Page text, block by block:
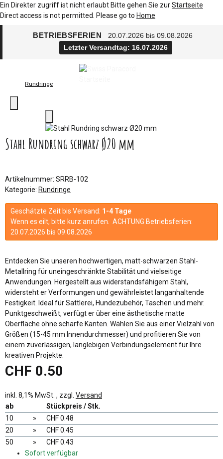
Ein Direkter zugriff ist nicht erlaubt Bitte gehen Sie zurStartseite
Direct access is not permitted. Please go to Home
BETRIEBSFERIEN
20.07.2026 bis 09.08.2026
Letzter Versandtag: 16.07.2026
Rundringe
Stahl Rundring schwarz Ø20 mm
Artikelnummer: SRRB-102
Kategorie: Rundringe
Geschätzte Zeit bis Versand: 1-4 Tage
Wenn es eilt, bitte kurz anrufen. ACHTUNG Betriebsferien:
20.07.2026 bis 09.08.2026
Entdecken Sie unseren hochwertigen, matt-schwarzen Stahl-
Metallring für uneingeschränkte Stabilität und vielseitige
Anwendungen. Hergestellt aus widerstandsfähigem Stahl,
widersteht er Verformungen und gewährleistet langanhaltende
Festigkeit. Ideal für Sattlerei, Hundezubehör, Taschen und mehr.
Punktgeschweißt, verfügt er über eine ästhetische matte
Oberfläche ohne scharfe Kanten. Wählen Sie aus einer Vielzahl von
Größen (15-45 mm Innendurchmesser) und profitieren Sie von
einem zuverlässigen, langlebigen Verbindungselement für Ihre
kreativen Projekte.
CHF 0.50
inkl. 8,1% MwSt. , zzgl. Versand
ab
Stückpreis / Stk.
10
»
CHF 0.48
20
»
CHF 0.45
50
»
CHF 0.43
Sofort verfügbar